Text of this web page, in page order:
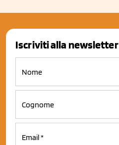
Iscriviti alla newsletter